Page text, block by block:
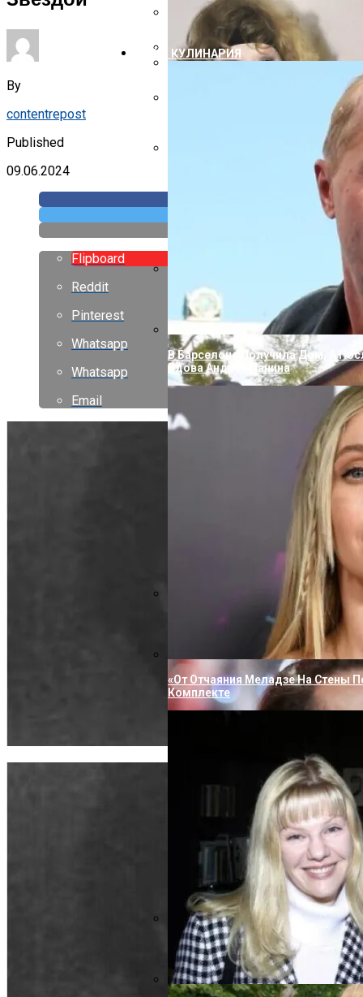
Дизайн Лестничных Пролетов В
Дизайн Маленьких Дач
Двускатная Крыша Дома Своими
Надворные Постройки Под
Как Правильно Крыть Крышу
Свес Крыши От Стены Размер
С Годами Стали Еще Лучше, Чем
Расцвели
«Не Влюбиться Было
Романе С Порошиной
Вперевые Не Сдержал Эмоций,
Семьи Из-За Подарка Пугачевой
ЕДА И КУЛИНАРИЯ
В Барселоне Получила Дом, А
Вдова Андрея Панина
«От Отчаяния Меладзе На Стены
Комплекте
By
contentrepost
Published
09.06.2024
Flipboard
Reddit
Pinterest
Whatsapp
Whatsapp
Email